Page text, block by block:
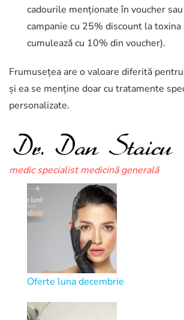
cadourile menționate în voucher
campanie cu 25% discount la
cumulează cu 10% din voucher).
Frumusețea are o valoare diferită
și ea se menține doar cu tratamente
personalizate.
medic specialist medicină generală
Oferte luna decembrie